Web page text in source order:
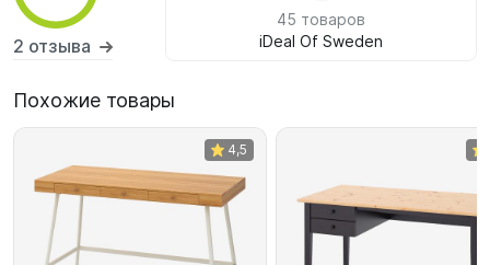
2 отзыва
45 товаров
iDeal Of Sweden
Похожие товары
4,5